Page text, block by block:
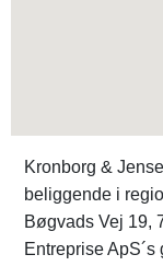
Kronborg &
beliggende i
Bøgvads Vej 19,
Entreprise